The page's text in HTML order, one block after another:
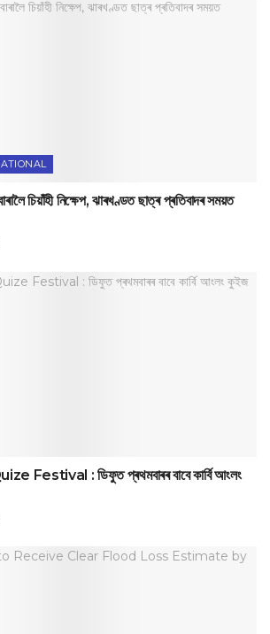
চিয়াঁহী নিক্ষেপ, ঝাৰখণ্ডত ছাত্ৰ প্ৰতিবাদৰ সময়ত
: ডিফুত প্ৰথমবাৰৰ বাবে কাৰ্বি আংলং